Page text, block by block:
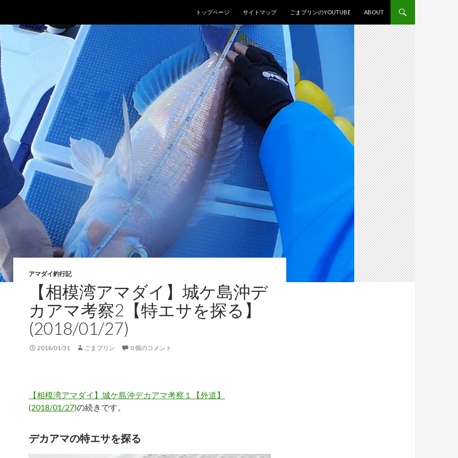
トップページ
サイトマップ ごまプリンのYOUTUBE ABOUT
アマダイ釣行記
【相模湾アマダイ】城ケ島沖デ
カアマ考察2【特エサを探る】
(2018/01/27)
2018/01/31 ごまプリン 0 個のコメント
【相模湾アマダイ】城ケ島沖デカアマ考察１【外道】
(2018/01/27)の続きです。
デカアマの特エサを探る